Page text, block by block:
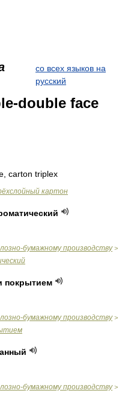
со всех языков на
русский
double face
carton triplex
картон
бумажному производству>
покрытием
бумажному производству>
бумажному производству>